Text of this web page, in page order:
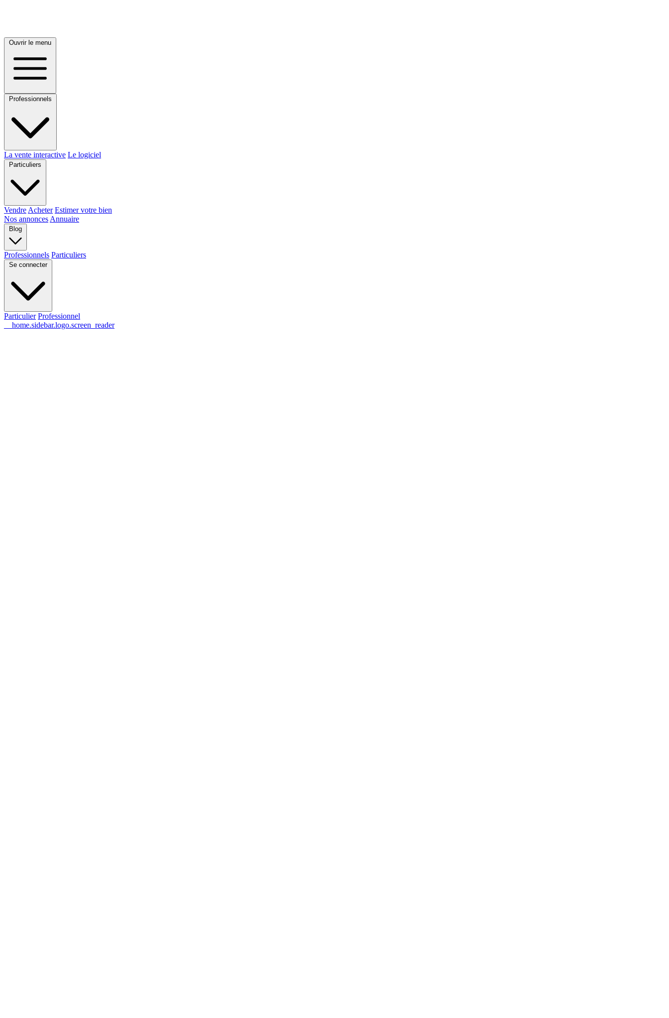
Ouvrir le menu
Professionnels
La vente interactive Le logiciel
Particuliers
Vendre Acheter Estimer votre bien
Nos annonces Annuaire
Blog
Professionnels Particuliers
Se connecter
Particulier Professionnel
__home.sidebar.logo.screen_reader